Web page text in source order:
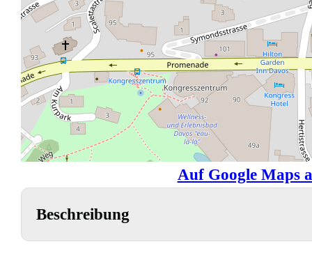
Auf Google Maps
Beschreibung